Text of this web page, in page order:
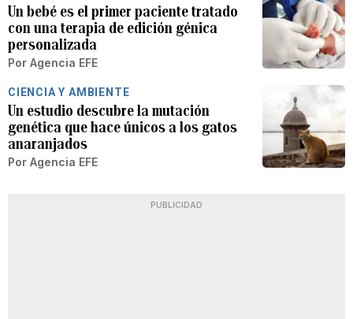
Un bebé es el primer paciente tratado
con una terapia de edición génica
personalizada
Por Agencia EFE
CIENCIA Y AMBIENTE
Un estudio descubre la mutación
genética que hace únicos a los gatos
anaranjados
Por Agencia EFE
PUBLICIDAD